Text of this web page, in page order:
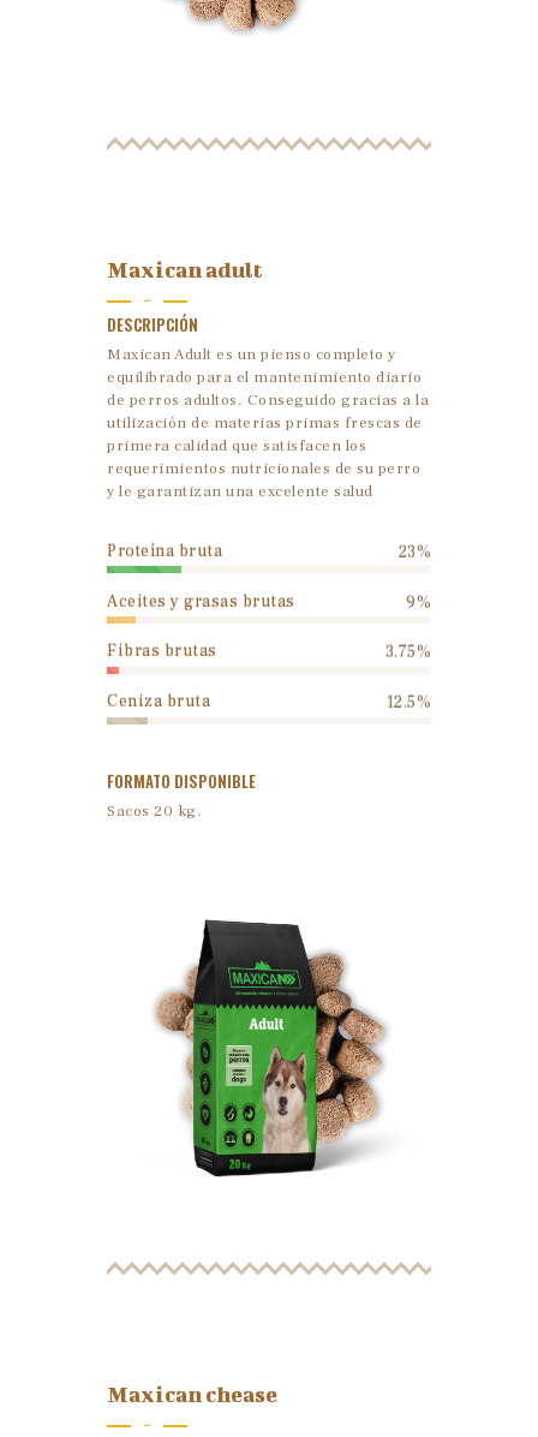
-
Maxican adult
DESCRIPCIÓN
Maxican Adult es un pienso completo y
equilibrado para el mantenimiento diario
de perros adultos. Conseguido gracias a la
utilización de materias primas frescas de
primera calidad que satisfacen los
requerimientos nutricionales de su perro
y le garantizan una excelente salud
Proteína bruta 23%
Aceites y grasas brutas 9%
Fibras brutas 3.75%
Ceniza bruta 12.5%
FORMATO DISPONIBLE
Sacos 20 kg.
-
Maxican chease